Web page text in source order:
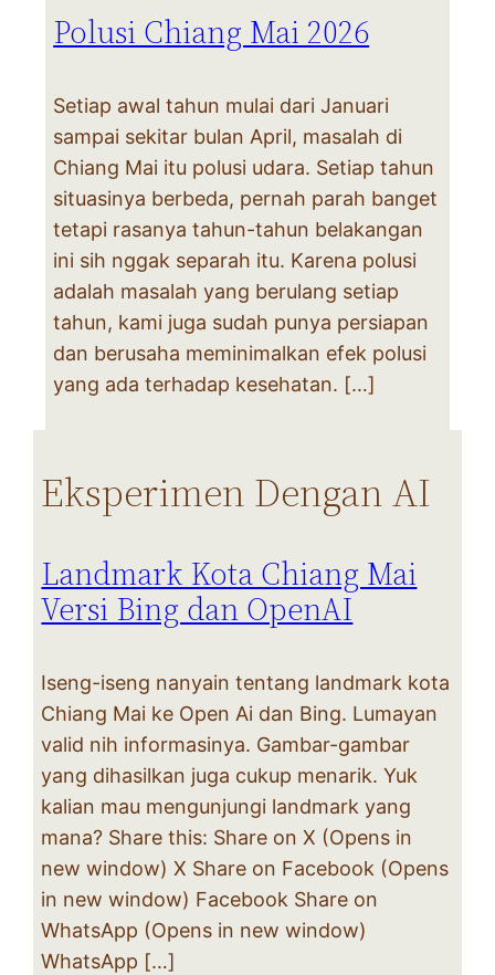
Polusi Chiang Mai 2026
Setiap awal tahun mulai dari Januari
sampai sekitar bulan April, masalah di
Chiang Mai itu polusi udara. Setiap tahun
situasinya berbeda, pernah parah banget
tetapi rasanya tahun-tahun belakangan
ini sih nggak separah itu. Karena polusi
adalah masalah yang berulang setiap
tahun, kami juga sudah punya persiapan
dan berusaha meminimalkan efek polusi
yang ada terhadap kesehatan. […]
Eksperimen Dengan AI
Landmark Kota Chiang Mai
Versi Bing dan OpenAI
Iseng-iseng nanyain tentang landmark kota
Chiang Mai ke Open Ai dan Bing. Lumayan
valid nih informasinya. Gambar-gambar
yang dihasilkan juga cukup menarik. Yuk
kalian mau mengunjungi landmark yang
mana? Share this: Share on X (Opens in
new window) X Share on Facebook (Opens
in new window) Facebook Share on
WhatsApp (Opens in new window)
WhatsApp […]